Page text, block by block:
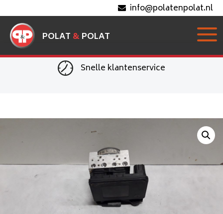
info@polatenpolat.nl
POLAT & POLAT
Snelle klantenservice